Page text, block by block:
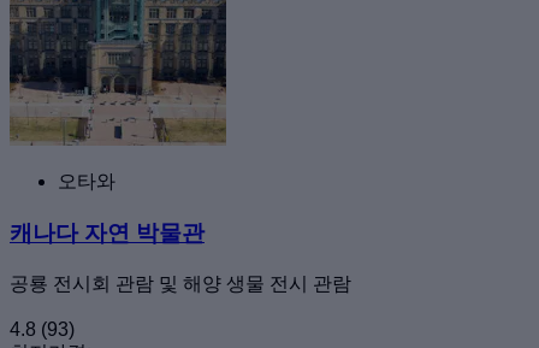
오타와
캐나다 자연 박물관
공룡 전시회 관람 및 해양 생물 전시 관람
4.8 (93)